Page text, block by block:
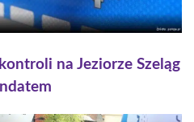
na Jeziorze Szeląg